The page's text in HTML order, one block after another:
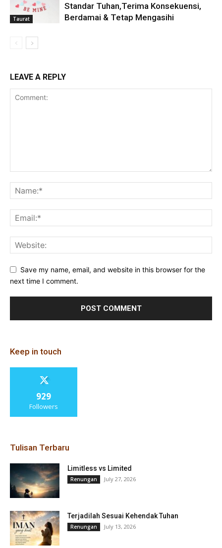
Taurat
Standar Tuhan,Terima Konsekuensi,
Berdamai & Tetap Mengasihi
LEAVE A REPLY
Save my name, email, and website in this browser for the
next time I comment.
Keep in touch
929
Followers
Tulisan Terbaru
Limitless vs Limited
Renungan July 27, 2026
Terjadilah Sesuai Kehendak Tuhan
Renungan July 13, 2026